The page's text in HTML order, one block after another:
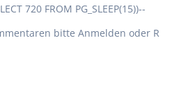
720 FROM PG_SLEEP(15))--
bitte Anmelden oder R